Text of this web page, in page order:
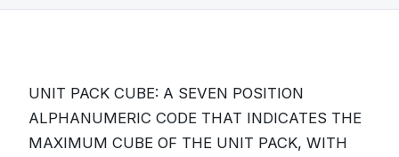
UNIT PACK CUBE: A SEVEN POSITION
ALPHANUMERIC CODE THAT INDICATES THE
MAXIMUM CUBE OF THE UNIT PACK, WITH